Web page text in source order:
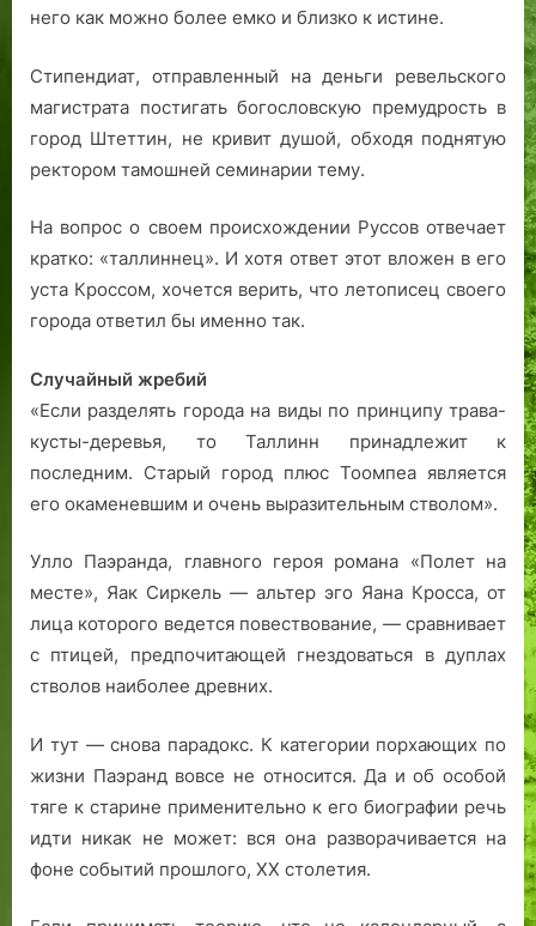
него как можно более емко и близко к истине.
Стипендиат, отправленный на деньги ревельского
магистрата постигать богословскую премудрость в
город Штеттин, не кривит душой, обходя поднятую
ректором тамошней семинарии тему.
На вопрос о своем происхождении Руссов отвечает
кратко: «таллиннец». И хотя ответ этот вложен в его
уста Кроссом, хочется верить, что летописец своего
города ответил бы именно так.
Случайный жребий
«Если разделять города на виды по принципу трава-
кусты-деревья, то Таллинн принадлежит к
последним. Старый город плюс Тоомпеа является
его окаменевшим и очень выразительным стволом».
Улло Паэранда, главного героя романа «Полет на
месте», Яак Сиркель — альтер эго Яана Кросса, от
лица которого ведется повествование, — сравнивает
с птицей, предпочитающей гнездоваться в дуплах
стволов наиболее древних.
И тут — снова парадокс. К категории порхающих по
жизни Паэранд вовсе не относится. Да и об особой
тяге к старине применительно к его биографии речь
идти никак не может: вся она разворачивается на
фоне событий прошлого, ХХ столетия.